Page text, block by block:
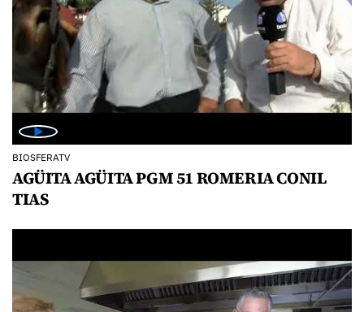
BIOSFERATV
AGÜITA AGÜITA PGM 51 ROMERIA CONIL
TIAS